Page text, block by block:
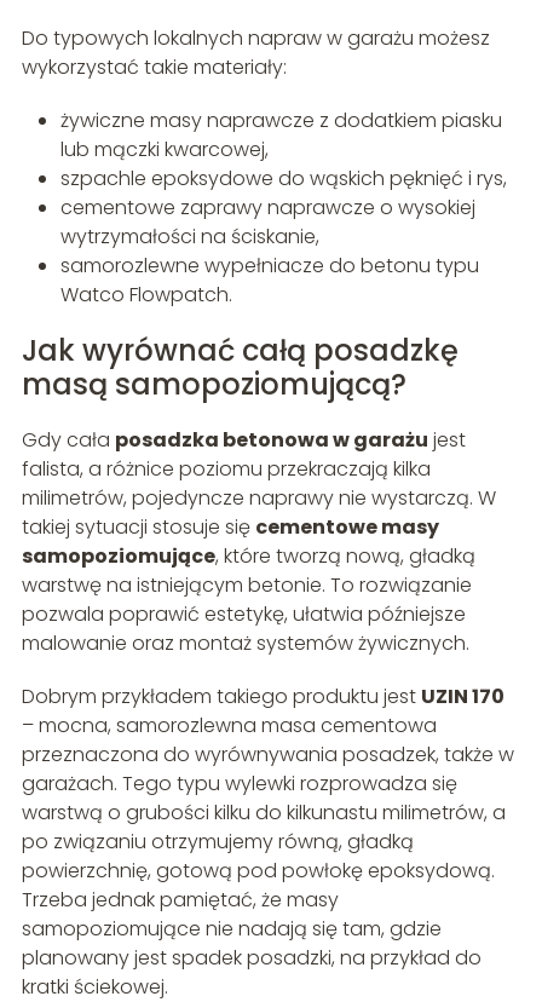
Do typowych lokalnych napraw w garażu możesz
wykorzystać takie materiały:
żywiczne masy naprawcze z dodatkiem piasku
lub mączki kwarcowej,
szpachle epoksydowe do wąskich pęknięć i rys,
cementowe zaprawy naprawcze o wysokiej
wytrzymałości na ściskanie,
samorozlewne wypełniacze do betonu typu
Watco Flowpatch.
Jak wyrównać całą posadzkę
masą samopoziomującą?
Gdy cała posadzka betonowa w garażu jest
falista, a różnice poziomu przekraczają kilka
milimetrów, pojedyncze naprawy nie wystarczą. W
takiej sytuacji stosuje się cementowe masy
samopoziomujące, które tworzą nową, gładką
warstwę na istniejącym betonie. To rozwiązanie
pozwala poprawić estetykę, ułatwia późniejsze
malowanie oraz montaż systemów żywicznych.
Dobrym przykładem takiego produktu jest UZIN 170
– mocna, samorozlewna masa cementowa
przeznaczona do wyrównywania posadzek, także w
garażach. Tego typu wylewki rozprowadza się
warstwą o grubości kilku do kilkunastu milimetrów, a
po związaniu otrzymujemy równą, gładką
powierzchnię, gotową pod powłokę epoksydową.
Trzeba jednak pamiętać, że masy
samopoziomujące nie nadają się tam, gdzie
planowany jest spadek posadzki, na przykład do
kratki ściekowej.